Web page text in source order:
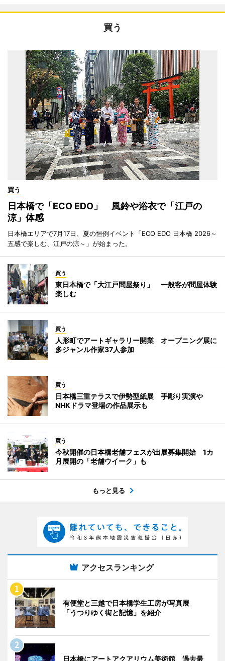
買う
買う
日本橋で「ECO EDO」 風鈴や浴衣で「江戸の
涼」体感
日本橋エリアで7月17日、夏の恒例イベント「ECO EDO 日本橋 2026～
五感で楽しむ、江戸の涼～」が始まった。
買う
東日本橋で「大江戸問屋祭り」 一般客が問屋体験
楽しむ
買う
人形町でアートギャラリー開業 オープニング展に
多ジャンル作家37人参加
買う
日本橋三重テラスで伊勢型紙展 手彫り実演や
NHKドラマ登場の作品展示も
買う
今秋開催の日本橋老舗フェスが出展募集開始 1カ
月展開の「老舗ウイーク」も
もっと見る
アクセスランキング
有便堂と三越で日本橋学生工房が写真展
「うつりゆく街と記憶」を紹介
日本橋にアートアクアリウム美術館 過去最